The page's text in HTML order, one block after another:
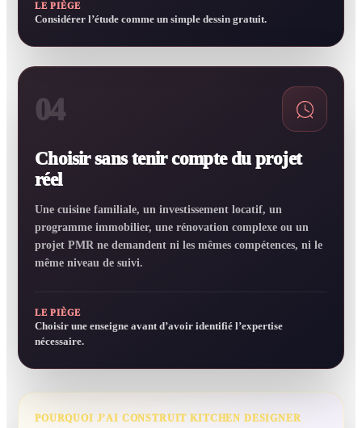
LE PIÈGE
Considérer l’étude comme un simple dessin gratuit.
04
Choisir sans tenir compte du projet
réel
Une cuisine familiale, un investissement locatif, un
programme immobilier, une rénovation complexe ou un
projet PMR ne demandent ni les mêmes compétences, ni le
même niveau de suivi.
LE PIÈGE
Choisir une enseigne avant d’avoir identifié l’expertise
nécessaire.
POURQUOI J’AI CONSTRUIT KITCHEN DESIGNER